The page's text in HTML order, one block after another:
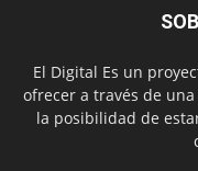
El Digital Es un
ofrecer a través de
la posibilidad de